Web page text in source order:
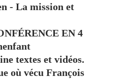
- La mission et
EN 4
textes et vidéos.
où vécu François